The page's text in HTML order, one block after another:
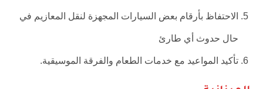
الاحتفاظ بأرقام بعض السيارات المجهزة لنقل المعازيم في
حال حدوث أي طارئ
تأكيد المواعيد مع خدمات الطعام والفرقة الموسيقية.